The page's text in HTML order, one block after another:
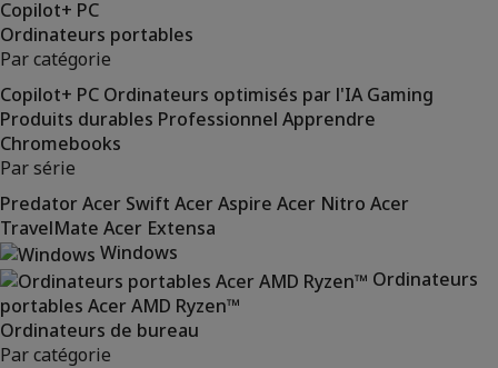
Copilot+ PC
Ordinateurs portables
Par catégorie
Copilot+ PC Ordinateurs optimisés par l'IA Gaming
Produits durables Professionnel Apprendre
Chromebooks
Par série
Predator Acer Swift Acer Aspire Acer Nitro Acer
TravelMate Acer Extensa
Windows
Ordinateurs
portables Acer AMD Ryzen™
Ordinateurs de bureau
Par catégorie